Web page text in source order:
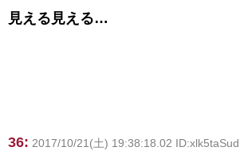
見える見える…
36: 2017/10/21(土) 19:38:18.02 ID:xlk5taSud